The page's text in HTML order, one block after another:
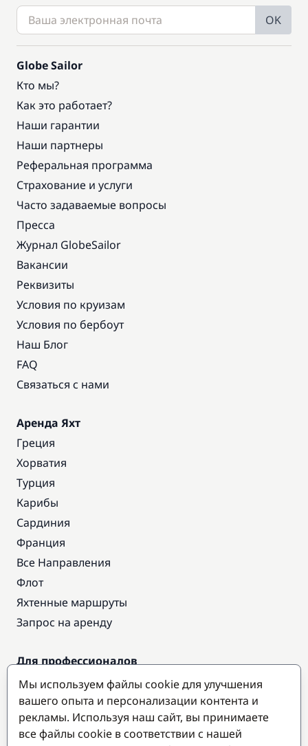
OK
Globe Sailor
Кто мы?
Как это работает?
Наши гарантии
Наши партнеры
Реферальная программа
Страхование и услуги
Часто задаваемые вопросы
Пресса
Журнал GlobeSailor
Вакансии
Реквизиты
Условия по круизам
Условия по бербоут
Наш Блог
FAQ
Связаться с нами
Аренда Яхт
Греция
Хорватия
Турция
Карибы
Сардиния
Франция
Все Направления
Флот
Яхтенные маршруты
Запрос на аренду
Для профессионалов
Доступ про
Стать партнером
Популярные направления
Мы используем файлы cookie для улучшения
вашего опыта и персонализации контента и
рекламы. Используя наш сайт, вы принимаете
все файлы cookie в соответствии с нашей